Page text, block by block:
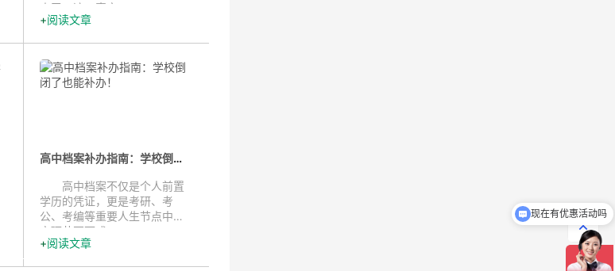
走了一遍，真实...
阅读文章
高中档案补办指南：学校倒闭了也能...
高中档案不仅是个人前置
学历的凭证，更是考研、考
公、考编等重要人生节点中政
审环节不可或...
阅读文章
现在有优惠活动吗